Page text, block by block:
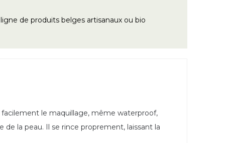
de produits belges artisanaux ou bio
le maquillage, même waterproof,
la peau. Il se rince proprement, laissant la